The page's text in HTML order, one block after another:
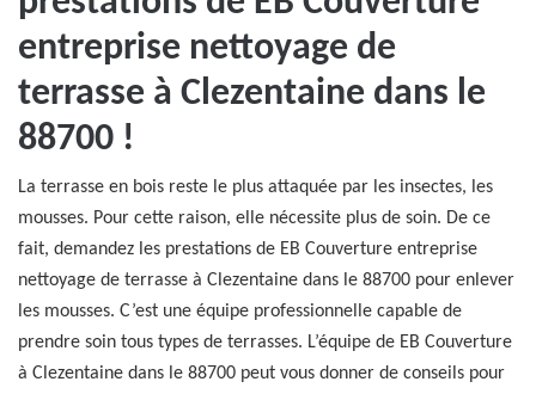
entreprise nettoyage de
terrasse à Clezentaine dans le
88700 !
La terrasse en bois reste le plus attaquée par les insectes, les
mousses. Pour cette raison, elle nécessite plus de soin. De ce
fait, demandez les prestations de EB Couverture entreprise
nettoyage de terrasse à Clezentaine dans le 88700 pour enlever
les mousses. C’est une équipe professionnelle capable de
prendre soin tous types de terrasses. L’équipe de EB Couverture
à Clezentaine dans le 88700 peut vous donner de conseils pour